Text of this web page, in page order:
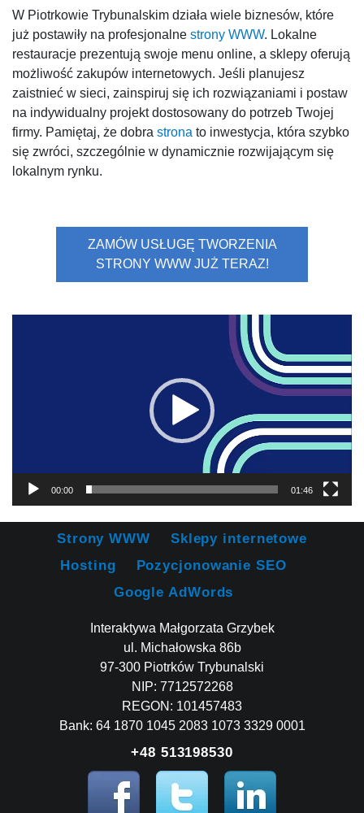
W Piotrkowie Trybunalskim działa wiele biznesów, które
już postawiły na profesjonalne strony WWW. Lokalne
restauracje prezentują swoje menu online, a sklepy oferują
możliwość zakupów internetowych. Jeśli planujesz
zaistnieć w sieci, zainspiruj się ich rozwiązaniami i postaw
na indywidualny projekt dostosowany do potrzeb Twojej
firmy. Pamiętaj, że dobra strona to inwestycja, która szybko
się zwróci, szczególnie w dynamicznie rozwijającym się
lokalnym rynku.
ZAMÓW USŁUGĘ TWORZENIA
STRONY WWW JUŻ TERAZ!
00:00 01:46
Strony WWW
Sklepy internetowe
Hosting
Pozycjonowanie SEO
Google AdWords
Interaktywa Małgorzata Grzybek
ul. Michałowska 86b
97-300 Piotrków Trybunalski
NIP: 7712572268
REGON: 101457483
Bank: 64 1870 1045 2083 1073 3329 0001
+48 513198530